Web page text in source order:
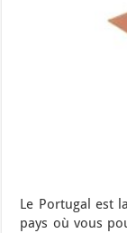
Le Portugal est
pays où vous